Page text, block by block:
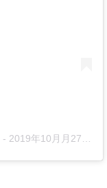
- 2019年10月月27日午後8時15分PDT